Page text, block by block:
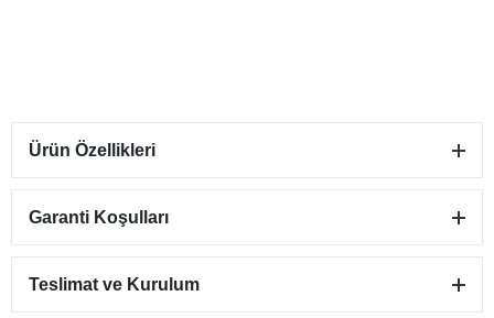
Ürün Özellikleri
Garanti Koşulları
Teslimat ve Kurulum